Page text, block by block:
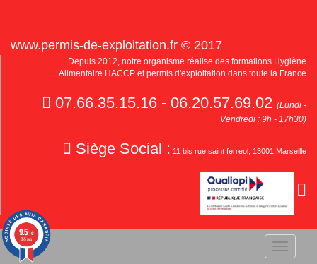
www.permis-de-exploitation.fr © 2017
Depuis 2012, notre organisme réalise des formations Hygiène
Alimentaire HACCP et permis d'exploitation dans toute la France
07.66.35.15.16 - 06.20.57.69.02 (Lundi -
Vendredi : 9h - 17h30)
Siège Social : 11 bis rue saint ferreol, 13001 Marseille
Toggle
9.5/10
355 avis